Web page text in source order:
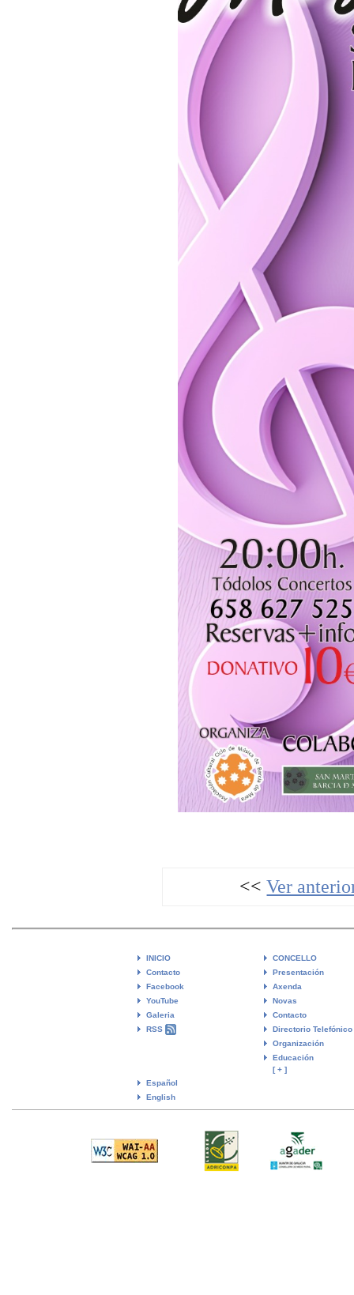
<<Ver
INICIO
Contacto
Facebook
YouTube
Galeria
RSS
Español
English
CONCELLO
Presentación
Axenda
Novas
Contacto
Directorio Telefónico
Organización
Educación
[ + ]